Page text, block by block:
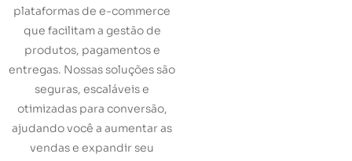
plataformas de e-commerce
que facilitam a gestão de
produtos, pagamentos e
entregas. Nossas soluções são
seguras, escaláveis e
otimizadas para conversão,
ajudando você a aumentar as
vendas e expandir seu